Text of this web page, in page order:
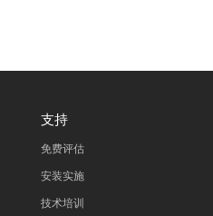
支持
免费评估
安装实施
技术培训